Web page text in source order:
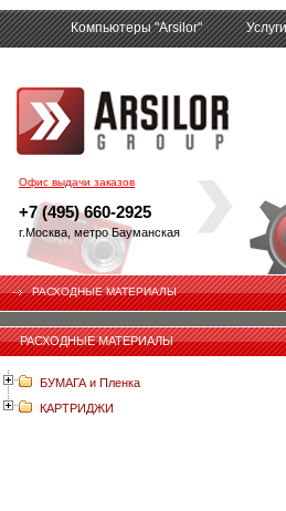
Офис выдачи заказов
+7 (495) 660-2925
г.Москва, метро Бауманская
Компьютеры "Arsilor"
РАСХОДНЫЕ МАТЕРИАЛЫ
РАСХОДНЫЕ МАТЕРИАЛЫ
БУМАГА и Пленка
КАРТРИДЖИ